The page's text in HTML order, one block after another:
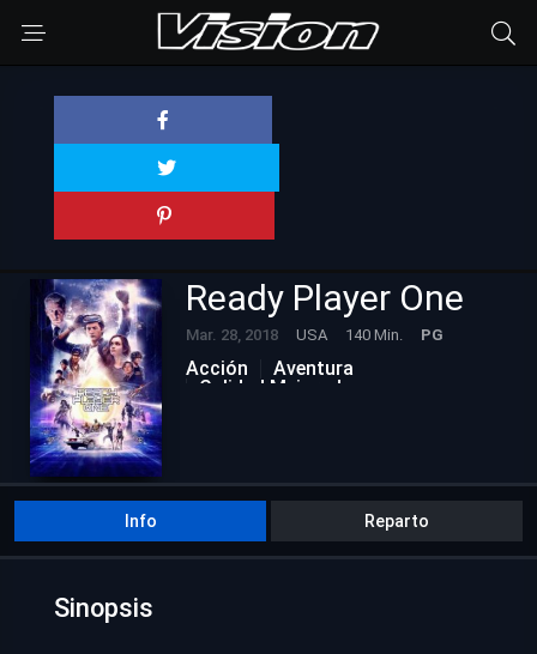
Ready Player One
Mar. 28, 2018 USA 140 Min. PG
Acción
Aventura
Calidad Mejorada
Info Reparto
Sinopsis